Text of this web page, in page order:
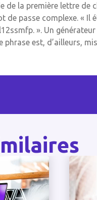
de la première lettre de
de passe complexe. « Il
». Un
est, d’ailleurs,